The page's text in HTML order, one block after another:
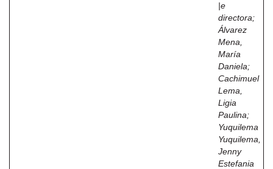
|e
directora;
Álvarez
Mena,
María
Daniela;
Cachimuel
Lema,
Ligia
Paulina;
Yuquilema
Yuquilema,
Jenny
Estefania